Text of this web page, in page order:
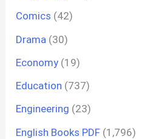
Comics (42)
Drama (30)
Economy (19)
Education (737)
Engineering (23)
English Books PDF (1,796)